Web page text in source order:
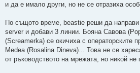
и да е имало други, но не се отразиха
По същото време, beastie реши да
server и добави 3 линии. Бояна Савова
(Screamerka) се окичиха с операторските
Medea (Rosalina Dineva)... Това не се
от ръководството на мрежата, но никой не